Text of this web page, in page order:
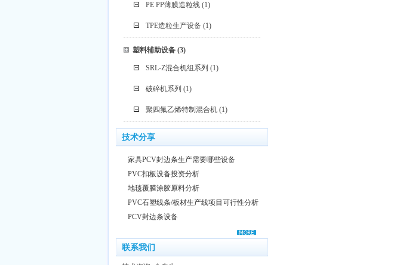
PE PP薄膜造粒线 (1)
TPE造粒生产设备 (1)
塑料辅助设备(3)
SRL-Z混合机组系列 (1)
破碎机系列 (1)
聚四氟乙烯特制混合机 (1)
技术分享
家具PCV封边条生产需要哪些设备
PVC扣板设备投资分析
地毯覆膜涂胶原料分析
PVC石塑线条/板材生产线项目可行性分析
PCV封边条设备
联系我们